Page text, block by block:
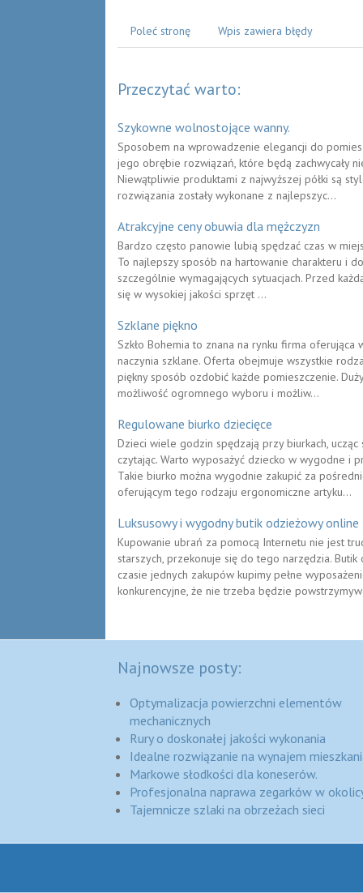
Poleć stronę Wpis zawiera błędy
Przeczytać warto:
Szykowne wolnostojące wanny.
Sposobem na wprowadzenie elegancji do
jego obrębie rozwiązań, które będą zachwycały
Niewątpliwie produktami z najwyższej półki są
rozwiązania zostały wykonane z najlepszyc...
Atrakcyjne ceny obuwia dla mężczyzn
Bardzo często panowie lubią spędzać czas w
To najlepszy sposób na hartowanie charakteru i
szczególnie wymagających sytuacjach. Przed
się w wysokiej jakości sprzęt ...
Szklane piękno
Szkło Bohemia to znana na rynku firma
naczynia szklane. Oferta obejmuje wszystkie
piękny sposób ozdobić każde pomieszczenie.
możliwość ogromnego wyboru i możliw...
Regulowane biurko dziecięce
Dzieci wiele godzin spędzają przy biurkach,
czytając. Warto wyposażyć dziecko w wygodne i
Takie biurko można wygodnie zakupić za
oferującym tego rodzaju ergonomiczne artyku...
Luksusowy i wygodny butik odzieżowy online
Kupowanie ubrań za pomocą Internetu nie jest
starszych, przekonuje się do tego narzędzia.
czasie jednych zakupów kupimy pełne
konkurencyjne, że nie trzeba będzie
Najnowsze posty:
Optymalizacja powierzchni elementów
mechanicznych
Rury o doskonałej jakości wykonania
Idealne rozwiązanie na wynajem
Markowe słodkości dla koneserów.
Profesjonalna naprawa zegarków w
Tajemnicze szlaki na obrzeżach sieci